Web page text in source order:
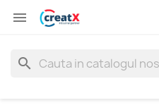

search